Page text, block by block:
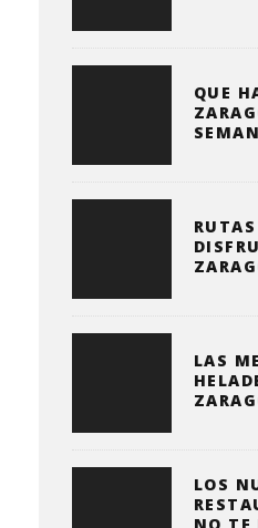
QUE
LAS
LOS
NO TE